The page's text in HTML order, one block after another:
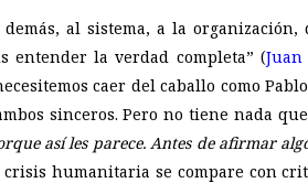
al sistema, a la organización,
entender la verdad completa” (Juan
caer del caballo como
sinceros. Pero no tiene nada
así les parece. Antes de afirmar
humanitaria se compare con